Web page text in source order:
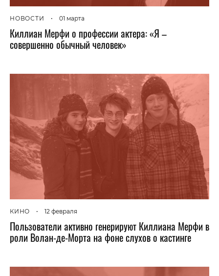
НОВОСТИ • 01 марта
Киллиан Мерфи о профессии актера: «Я –
совершенно обычный человек»
КИНО • 12 февраля
Пользователи активно генерируют Киллиана Мерфи в
роли Волан-де-Морта на фоне слухов о кастинге